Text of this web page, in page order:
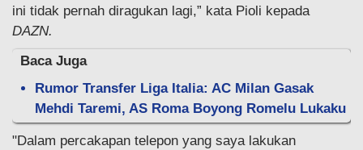
ini tidak pernah diragukan lagi,” kata Pioli kepada
DAZN.
Baca Juga
Rumor Transfer Liga Italia: AC Milan Gasak
Mehdi Taremi, AS Roma Boyong Romelu Lukaku
"Dalam percakapan telepon yang saya lakukan